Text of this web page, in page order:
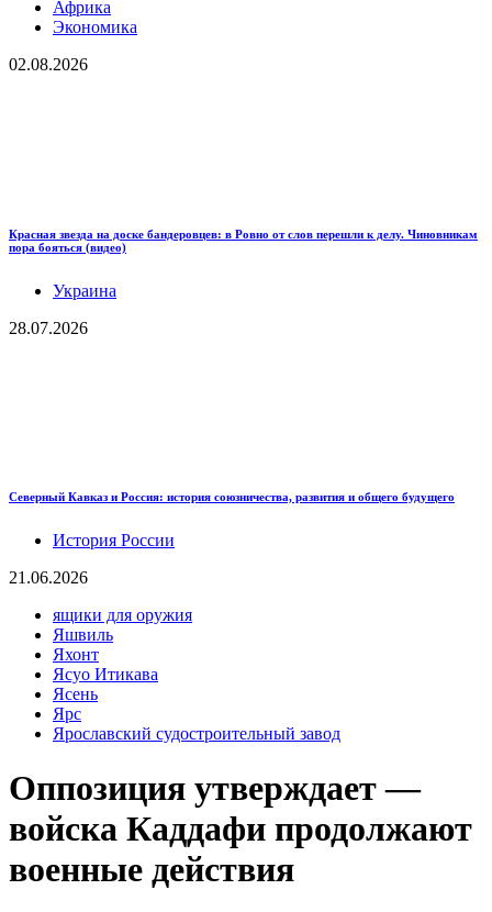
Африка
Экономика
02.08.2026
Красная звезда на доске бандеровцев: в Ровно от слов перешли к делу. Чиновникам
пора бояться (видео)
Украина
28.07.2026
Северный Кавказ и Россия: история союзничества, развития и общего будущего
История России
21.06.2026
ящики для оружия
Яшвиль
Яхонт
Ясуо Итикава
Ясень
Ярс
Ярославский судостроительный завод
Оппозиция утверждает —
войска Каддафи продолжают
военные действия